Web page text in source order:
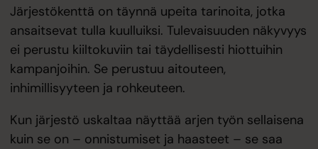
Järjestökenttä on täynnä upeita tarinoita, jotka
ansaitsevat tulla kuulluiksi. Tulevaisuuden näkyvyys
ei perustu kiiltokuviin tai täydellisesti hiottuihin
kampanjoihin. Se perustuu aitouteen,
inhimillisyyteen ja rohkeuteen.
Kun järjestö uskaltaa näyttää arjen työn sellaisena
kuin se on – onnistumiset ja haasteet – se saa